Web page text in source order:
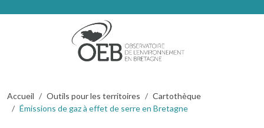
Fil d'Ariane
Accueil Outils pour les territoires
Cartothèque
Émissions de gaz à effet de serre en Bretagne